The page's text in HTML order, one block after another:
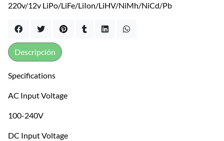
220v/12v LiPo/LiFe/LiIon/LiHV/NiMh/NiCd/Pb
Specifications
AC Input Voltage
100-240V
DC Input Voltage
Descripción